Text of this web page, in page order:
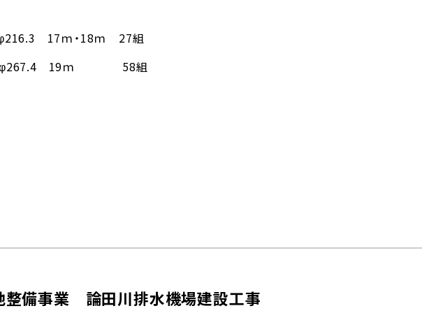
17ｍ・18ｍ 27組
ｍ 58組
整備事業 論田川排水機場建設工事